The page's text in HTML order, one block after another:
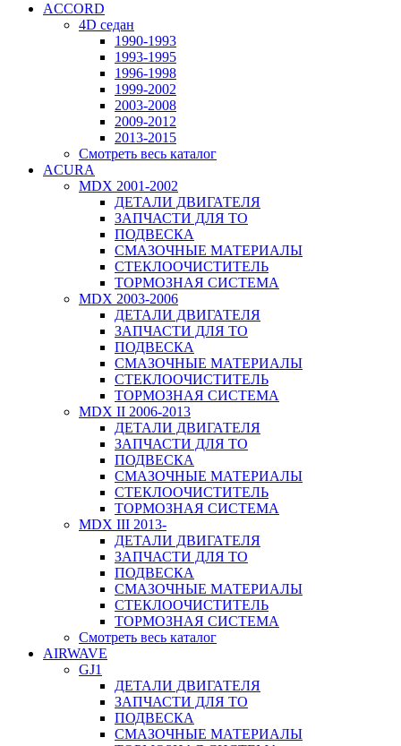
ACCORD
4D седан
1990-1993
1993-1995
1996-1998
1999-2002
2003-2008
2009-2012
2013-2015
Смотреть весь каталог
ACURA
MDX 2001-2002
ДЕТАЛИ ДВИГАТЕЛЯ
ЗАПЧАСТИ ДЛЯ ТО
ПОДВЕСКА
СМАЗОЧНЫЕ МАТЕРИАЛЫ
СТЕКЛООЧИСТИТЕЛЬ
ТОРМОЗНАЯ СИСТЕМА
MDX 2003-2006
ДЕТАЛИ ДВИГАТЕЛЯ
ЗАПЧАСТИ ДЛЯ ТО
ПОДВЕСКА
СМАЗОЧНЫЕ МАТЕРИАЛЫ
СТЕКЛООЧИСТИТЕЛЬ
ТОРМОЗНАЯ СИСТЕМА
MDX II 2006-2013
ДЕТАЛИ ДВИГАТЕЛЯ
ЗАПЧАСТИ ДЛЯ ТО
ПОДВЕСКА
СМАЗОЧНЫЕ МАТЕРИАЛЫ
СТЕКЛООЧИСТИТЕЛЬ
ТОРМОЗНАЯ СИСТЕМА
MDX III 2013-
ДЕТАЛИ ДВИГАТЕЛЯ
ЗАПЧАСТИ ДЛЯ ТО
ПОДВЕСКА
СМАЗОЧНЫЕ МАТЕРИАЛЫ
СТЕКЛООЧИСТИТЕЛЬ
ТОРМОЗНАЯ СИСТЕМА
Смотреть весь каталог
AIRWAVE
GJ1
ДЕТАЛИ ДВИГАТЕЛЯ
ЗАПЧАСТИ ДЛЯ ТО
ПОДВЕСКА
СМАЗОЧНЫЕ МАТЕРИАЛЫ